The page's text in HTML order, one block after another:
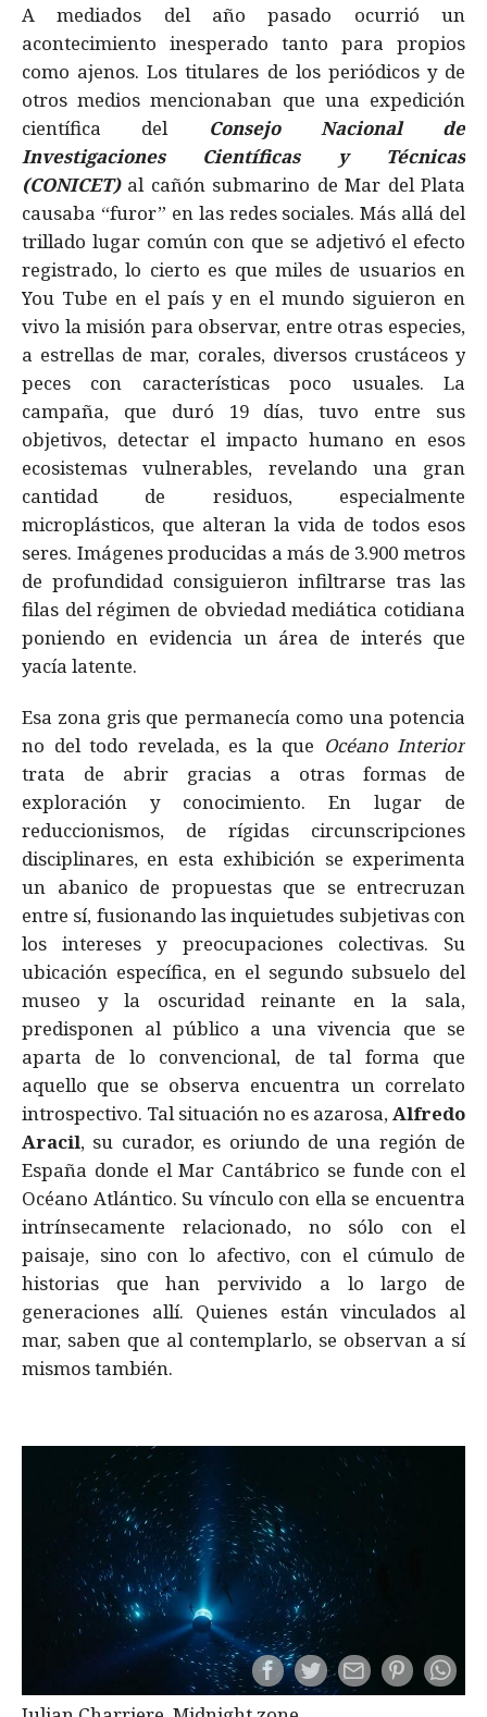
A mediados del año pasado ocurrió un
acontecimiento inesperado tanto para propios
como ajenos. Los titulares de los periódicos y de
otros medios mencionaban que una expedición
científica del
Consejo Nacional de
Investigaciones Científicas y Técnicas
(CONICET) al cañón submarino de Mar del Plata
causaba “furor” en las redes sociales. Más allá del
trillado lugar común con que se adjetivó el efecto
registrado, lo cierto es que miles de usuarios en
You Tube en el país y en el mundo siguieron en
vivo la misión para observar, entre otras especies,
a estrellas de mar, corales, diversos crustáceos y
peces con características poco usuales. La
campaña, que duró 19 días, tuvo entre sus
objetivos, detectar el impacto humano en esos
ecosistemas vulnerables, revelando una gran
cantidad de residuos, especialmente
microplásticos, que alteran la vida de todos esos
seres. Imágenes producidas a más de 3.900 metros
de profundidad consiguieron infiltrarse tras las
filas del régimen de obviedad mediática cotidiana
poniendo en evidencia un área de interés que
yacía latente.
Esa zona gris que permanecía como una potencia
no del todo revelada, es la que Océano Interior
trata de abrir gracias a otras formas de
exploración y conocimiento. En lugar de
reduccionismos, de rígidas circunscripciones
disciplinares, en esta exhibición se experimenta
un abanico de propuestas que se entrecruzan
entre sí, fusionando las inquietudes subjetivas con
los intereses y preocupaciones colectivas. Su
ubicación específica, en el segundo subsuelo del
museo y la oscuridad reinante en la sala,
predisponen al público a una vivencia que se
aparta de lo convencional, de tal forma que
aquello que se observa encuentra un correlato
introspectivo. Tal situación no es azarosa,Alfredo
Aracil, su curador, es oriundo de una región de
España donde el Mar Cantábrico se funde con el
Océano Atlántico. Su vínculo con ella se encuentra
intrínsecamente relacionado, no sólo con el
paisaje, sino con lo afectivo, con el cúmulo de
historias que han pervivido a lo largo de
generaciones allí. Quienes están vinculados al
mar, saben que al contemplarlo, se observan a sí
mismos también.